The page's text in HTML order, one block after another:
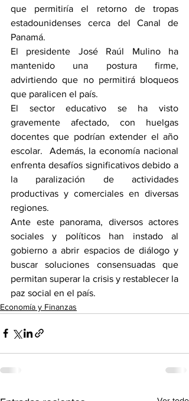
que permitiría el retorno de tropas
estadounidenses cerca del Canal de
Panamá.
El presidente José Raúl Mulino ha
mantenido una postura firme,
advirtiendo que no permitirá bloqueos
que paralicen el país.
El sector educativo se ha visto
gravemente afectado, con huelgas
docentes que podrían extender el año
escolar.  Además, la economía nacional
enfrenta desafíos significativos debido a
la paralización de actividades
productivas y comerciales en diversas
regiones.
Ante este panorama, diversos actores
sociales y políticos han instado al
gobierno a abrir espacios de diálogo y
buscar soluciones consensuadas que
permitan superar la crisis y restablecer la
paz social en el país.
Economía y Finanzas